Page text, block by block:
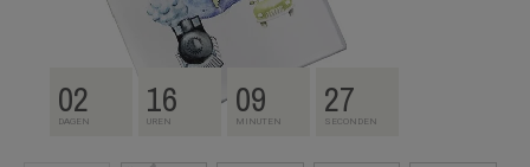
02
DAGEN 16
UREN 09
MINUTEN 26
SECONDEN